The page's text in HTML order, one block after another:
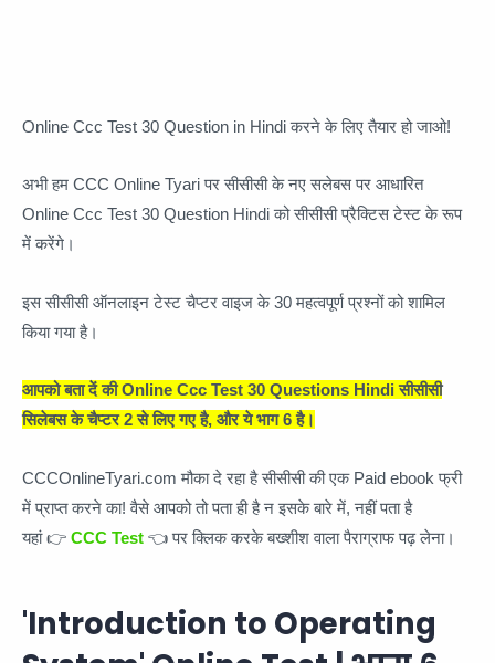
Online Ccc Test 30 Question in Hindi करने के लिए तैयार हो जाओ!
अभी हम CCC Online Tyari पर सीसीसी के नए सलेबस पर आधारित
Online Ccc Test 30 Question Hindi को सीसीसी प्रैक्टिस टेस्ट के रूप
में करेंगे।
इस सीसीसी ऑनलाइन टेस्ट चैप्टर वाइज के 30 महत्वपूर्ण प्रश्नों को शामिल
किया गया है।
आपको बता दें की Online Ccc Test 30 Questions Hindi सीसीसी
सिलेबस के चैप्टर 2 से लिए गए है, और ये भाग 6 है।
CCCOnlineTyari.com मौका दे रहा है सीसीसी की एक Paid ebook फ्री
में प्राप्त करने का! वैसे आपको तो पता ही है न इसके बारे में, नहीं पता है
यहां 👉 CCC Test 👈 पर क्लिक करके बख्शीश वाला पैराग्राफ पढ़ लेना।
'Introduction to Operating